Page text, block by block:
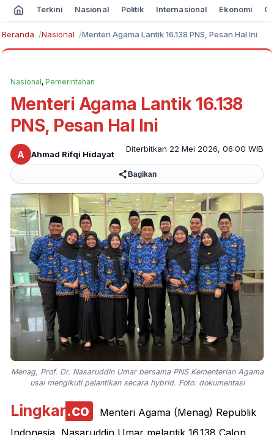
Terkini Nasional Politik Internasional Ekonomi
Beranda Nasional Menteri Agama Lantik 16.138 PNS, Pesan Hal Ini
Nasional, Pemerintahan
Menteri Agama Lantik 16.138
PNS, Pesan Hal Ini
A Ahmad Rifqi Hidayat
Diterbitkan 22 Mei 2026, 06:00 WIB
Bagikan
Menag, Prof. Dr. Nasaruddin Umar bersama PNS Kementerian Agama
usai mengikuti pelantikan secara hybrid. Foto: dokumentasi
Lingkar.co
Menteri Agama (Menag) Republik